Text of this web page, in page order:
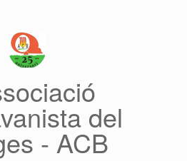
del
- ACB